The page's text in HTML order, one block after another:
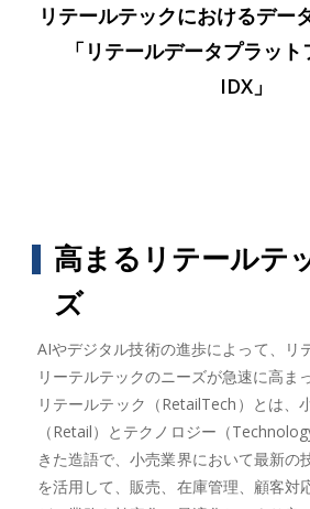
リテールテックにおけるデー
「リテールデータプラッ
IDX」
高まるリテールテ
ズ
AIやデジタル技術の進歩によって、リ
リーテルテックのニーズが急速に高ま
リテールテック（RetailTech）とは、
（Retail）とテクノロジー（
きた造語で、小売業界において最新の
を活用して、販売、在庫管理、顧客対